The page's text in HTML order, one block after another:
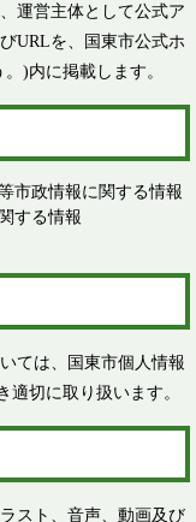
運営主体として公式ア
URLを、国東市公式ホ
)内に掲載します。
市政情報に関する情報
する情報
ては、国東市個人情報
適切に取り扱います。
スト、音声、動画及び